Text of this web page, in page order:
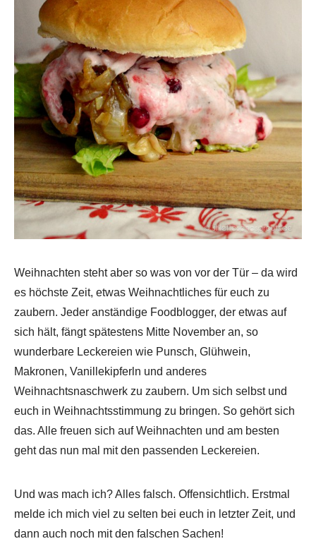
Weihnachten steht aber so was von vor der Tür – da wird
es höchste Zeit, etwas Weihnachtliches für euch zu
zaubern. Jeder anständige Foodblogger, der etwas auf
sich hält, fängt spätestens Mitte November an, so
wunderbare Leckereien wie Punsch, Glühwein,
Makronen, Vanillekipferln und anderes
Weihnachtsnaschwerk zu zaubern. Um sich selbst und
euch in Weihnachtsstimmung zu bringen. So gehört sich
das. Alle freuen sich auf Weihnachten und am besten
geht das nun mal mit den passenden Leckereien.
Und was mach ich? Alles falsch. Offensichtlich. Erstmal
melde ich mich viel zu selten bei euch in letzter Zeit, und
dann auch noch mit den falschen Sachen!